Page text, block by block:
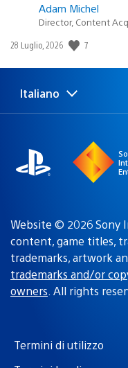
Adam Michel
Director, Content
Data
pubblicazione:
28 Luglio, 2026 7
Seleziona
una
Regione
attuale:
Italiano
Website © 2026 Sony
content, game titles,
trademarks, artwork
trademarks and/or
owners. All rights
Termini di utilizzo